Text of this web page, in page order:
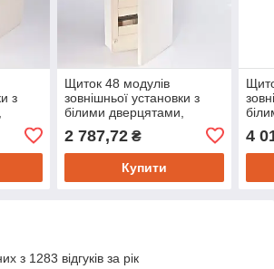
з
Щиток 48 модулів
зовнішньої установки з
білими дверцятами,
VS412PD
2 787,72₴
Купити
4
з 1283 відгуків за рік